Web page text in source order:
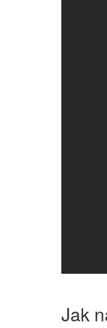
Jak